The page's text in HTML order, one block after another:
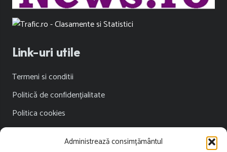
Administrează consimțământul
Link-uri utile
Termeni si conditii
Politică de confidențialitate
Politica cookies
Publicitate